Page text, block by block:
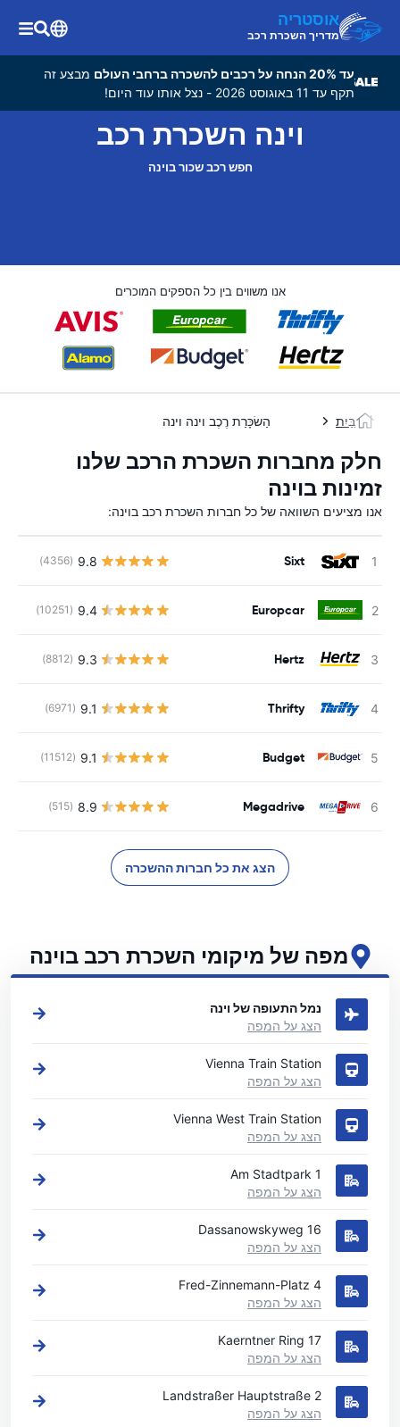
אוסטריה
מדריך השכרת רכב
עד 20% הנחה על רכבים להשכרה ברחבי העולם
מבצע זה
תקף עד 11 באוגוסט 2026 - נצל אותו עוד היום!
וינה השכרת רכב
חפש רכב שכור בוינה
אנו משווים בין כל הספקים המוכרים
בַּיִת הַשׂכָּרַת רֶכֶב וינה וינה
חלק מחברות השכרת הרכב שלנו
זמינות בוינה
אנו מציעים השוואה של כל חברות השכרת רכב בוינה:
Sixt
9.8
(4356)
Europcar
9.4
(10251)
Hertz
9.3
(8812)
Thrifty
9.1
(6971)
Budget
9.1
(11512)
Megadrive
8.9
(515)
הצג את כל חברות ההשכרה
מפה של מיקומי השכרת רכב בוינה
ראה את מיקומי השכרת הרכב העיקריים שלנו בוינה
נמל התעופה של וינה
הצג על המפה
Vienna Train Station
הצג על המפה
Vienna West Train Station
הצג על המפה
Am Stadtpark 1
הצג על המפה
Dassanowskyweg 16
הצג על המפה
Fred-Zinnemann-Platz 4
הצג על המפה
Kaerntner Ring 17
הצג על המפה
Landstraßer Hauptstraße 2
הצג על המפה